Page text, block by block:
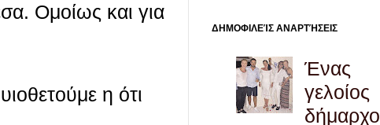
Ομοίως και για
η ότι
ΔΗΜΟΦΙΛΕΊΣ ΑΝΑΡΤΉΣΕΙΣ
Ένας
γελοίος